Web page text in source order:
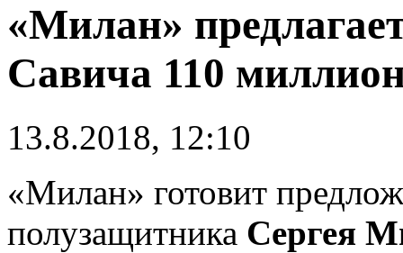
«Милан»
Савича 110
13.8.2018, 12:10
«Милан» готовит
полузащитника Сергея